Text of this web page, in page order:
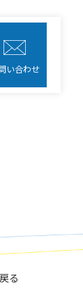
い合わせ
る